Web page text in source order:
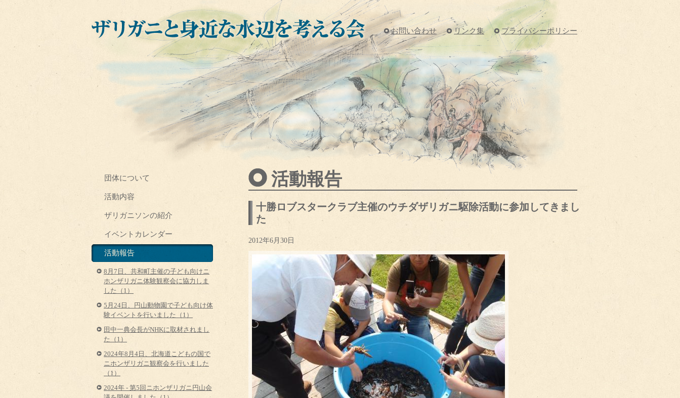
お問い合わせ リンク集 プライバシーポリシー
活動報告
十勝ロブスタークラブ主催のウチダザリガニ駆除活動に参加してきまし
た
2012年6月30日
団体について
活動内容
ザリガニソンの紹介
イベントカレンダー
活動報告
8月7日、共和町主催の子ども向けニ
ホンザリガニ体験観察会に協力しま
した（1）
5月24日、円山動物園で子ども向け体
験イベントを行いました（1）
田中一典会長がNHKに取材されまし
た（1）
2024年8月4日、北海道こどもの国で
ニホンザリガニ観察会を行いました
（1）
2024年 - 第5回ニホンザリガニ円山会